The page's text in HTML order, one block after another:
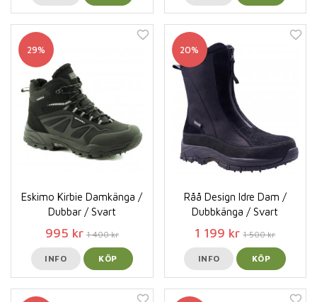
29%
Eskimo Kirbie Damkänga /
Dubbar / Svart
995 kr 1 400 kr
INFO KÖP
20%
Råå Design Idre Dam /
Dubbkänga / Svart
1 199 kr 1 500 kr
INFO KÖP